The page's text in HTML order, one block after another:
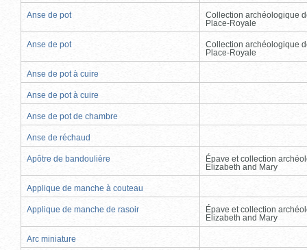
Anse de pot
Collection archéologique
Place-Royale
Anse de pot
Collection archéologique
Place-Royale
Anse de pot à cuire
Anse de pot à cuire
Anse de pot de chambre
Anse de réchaud
Apôtre de bandoulière
Épave et collection
Elizabeth and Mary
Applique de manche à couteau
Applique de manche de rasoir
Épave et collection
Elizabeth and Mary
Arc miniature